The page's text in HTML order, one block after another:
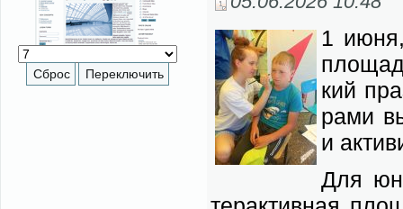
1
кий
ра­ми
и
Для